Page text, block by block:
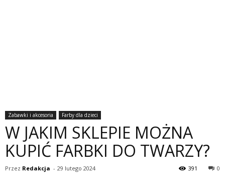
Zabawki i akcesoria Farby dla dzieci
W JAKIM SKLEPIE MOŻNA
KUPIĆ FARBKI DO TWARZY?
Przez Redakcja - 29 lutego 2024 0
391